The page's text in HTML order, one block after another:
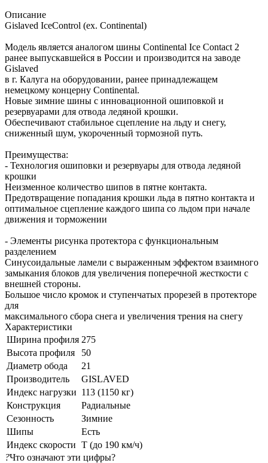
Описание
Gislaved IceControl (ex. Continental)
Модель является аналогом шины Continental Ice Contact 2
ранее выпускавшейся в России и производится на заводе
Gislaved
в г. Калуга на оборудовании, ранее принадлежащем
немецкому концерну Continental.
Новые зимние шины с инновационной ошиповкой и
резервуарами для отвода ледяной крошки.
Обеспечивают стабильное сцепление на льду и снегу,
сниженный шум, укороченный тормозной путь.
Преимущества:
- Технология ошиповки и резервуары для отвода ледяной
крошки
Неизменное количество шипов в пятне контакта.
Предотвращение попадания крошки льда в пятно контакта и
оптимальное сцепление каждого шипа со льдом при начале
движения и торможении
- Элементы рисунка протектора с функциональным
разделением
Синусоидальные ламели с выраженным эффектом взаимного
замыкания блоков для увеличения поперечной жесткости с
внешней стороны.
Большое число кромок и ступенчатых прорезей в протекторе
для
максимального сбора снега и увеличения трения на снегу
Характеристики
Ширина профиля 275
Высота профиля
50
Диаметр обода
21
Производитель
GISLAVED
Индекс нагрузки 113 (1150 кг)
Конструкция
Радиальные
Сезонность
Зимние
Шипы
Есть
Индекс скорости T (до 190 км/ч)
?Что означают эти цифры?